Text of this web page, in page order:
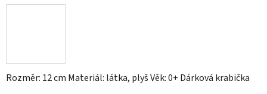
Rozměr: 12 cm Materiál: látka, plyš Věk: 0+ Dárková krabička